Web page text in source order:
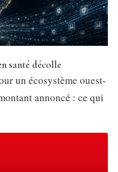
santé décolle
un écosystème ouest-
annoncé : ce qui